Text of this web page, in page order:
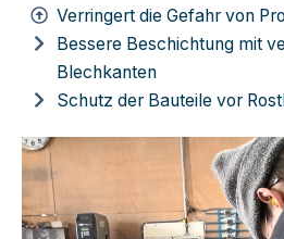
Verringert die Gefahr von
Bessere Beschichtung mit
Blechkanten
Schutz der Bauteile vor